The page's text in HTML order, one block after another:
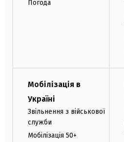
Погода
Мобілізація в
Україні
Звільнення з військової
служби
Мобілізація 50+